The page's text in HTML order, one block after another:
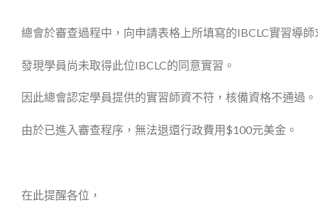
總會於審查過程中，向申請表格上所填寫的IBCLC實習導師
發現學員尚未取得此位IBCLC的同意實習。
因此總會認定學員提供的實習師資不符，核備資格不通過。
由於已進入審查程序，無法退還行政費用$100元美金。
在此提醒各位，